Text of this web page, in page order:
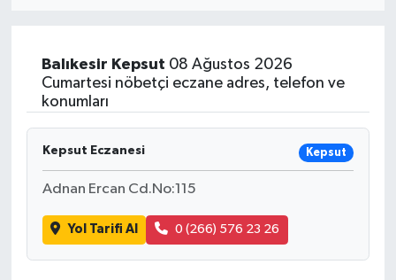
Balıkesir Kepsut 08 Ağustos 2026
Cumartesi nöbetçi eczane adres, telefon ve
konumları
Kepsut Eczanesi Kepsut
Adnan Ercan Cd.No:115
Yol Tarifi Al 0 (266) 576 23 26
Sağlık
Magazin
Gündem
Kültür & Sanat